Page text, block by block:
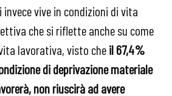
vive in condizioni di vita
che si riflette anche su come
lavorativa, visto cheil 67,4%
di deprivazione materiale
non riuscirà ad avere